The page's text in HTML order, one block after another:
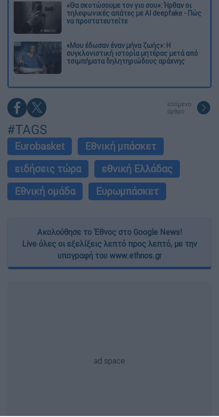
«Θα σκοτώσουμε τον γιο σου»: Ήρθαν οι
τηλεφωνικές απάτες με AI deepfake - Πώς
να προστατευτείτε
«Μου έδωσαν έναν μήνα ζωής»: Η
συγκλονιστική ιστορία μητέρας μετά από
τσιμπήματα δηλητηριώδους αράχνης
επόμενο
άρθρο
#TAGS
Eurobasket
Εθνική μπάσκετ
ειδήσεις τώρα
εθνική Ελλάδας
Εθνική ομάδα
Ευρωμπάσκετ
Ακολούθησε το Έθνος στο Google News!
Live όλες οι εξελίξεις λεπτό προς λεπτό, με την
υπογραφή του www.ethnos.gr